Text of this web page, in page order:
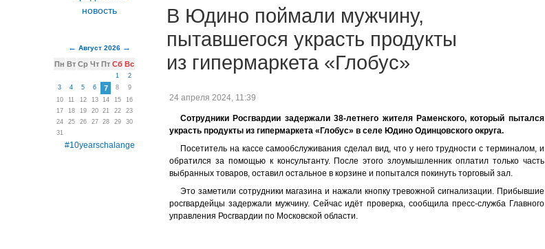
В Юдино поймали мужчину,
пытавшегося украсть продукты
из гипермаркета «Глобус»
24 апреля 2024, 11:39
Сотрудники Росгвардии задержали 38-летнего жителя Раменского, который пытался
украсть продукты из гипермаркета «Глобус» в селе Юдино Одинцовского округа.
Посетитель на кассе самообслуживания сделал вид, что у него трудности с терминалом, и
обратился за помощью к консультанту. После этого злоумышленник оплатил только часть
выбранных товаров, оставил остальное в корзине и попытался покинуть торговый зал.
Это заметили сотрудники магазина и нажали кнопку тревожной сигнализации. Прибывшие
росгвардейцы задержали мужчину. Сейчас идёт проверка, сообщила пресс-служба Главного
управления Росгвардии по Московской области.
Август 2026
Пн Вт Ср Чт Пт Сб Вс
1
2
3
4 5 6 7 8
9
10
11 12 13 14 15
16
17
18 19 20 21 22
23
24
25 26 27 28 29
30
31
#10yearschalange